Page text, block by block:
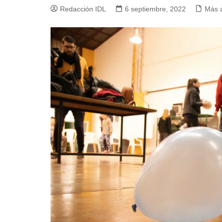
Redacción IDL 6 septiembre, 2022 Más